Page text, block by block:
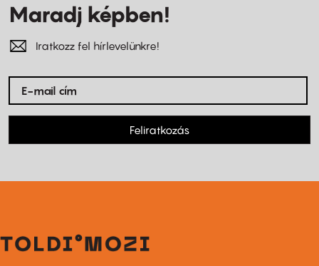
Maradj képben!
Iratkozz fel hírlevelünkre!
Feliratkozás